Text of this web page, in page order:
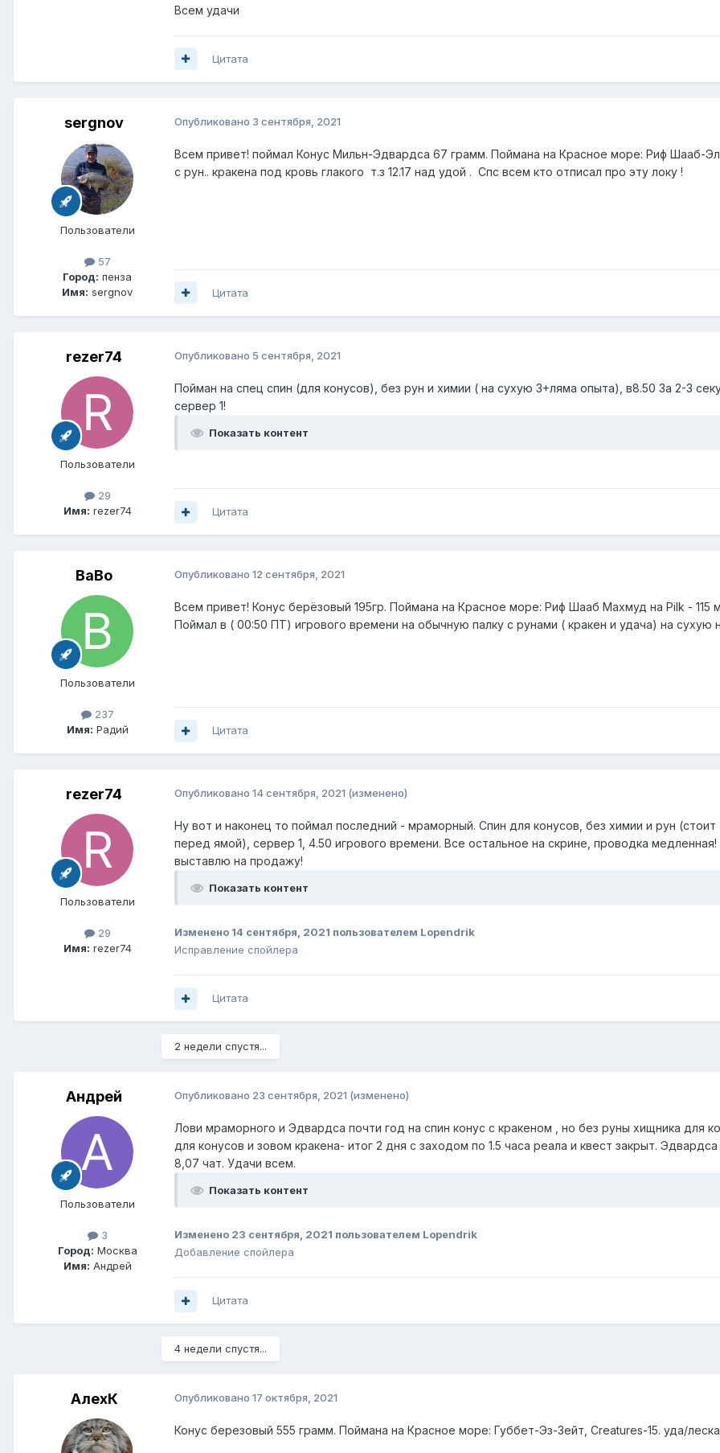
Всем удачи
Цитата
sergnov
Пользователи
57
Город: пенза
Имя: sergnov
Опубликовано 3 сентября, 2021
Всем привет! поймал Конус Мильн-Эдвардса 67 грамм. Поймана на Красное море: Риф Шааб-
с рун.. кракена под кровь глакого т.з 12.17 над удой . Спс всем кто отписал про эту локу !
Цитата
rezer74
Пользователи
29
Имя: rezer74
Опубликовано 5 сентября, 2021
Пойман на спец спин (для конусов), без рун и химии ( на сухую 3+ляма опыта), в8.50 За 2-3
сервер 1!
Показать контент
Цитата
BaBo
Пользователи
237
Имя: Радий
Опубликовано 12 сентября, 2021
Всем привет! Конус берёзовый 195гр. Поймана на Красное море: Риф Шааб Махмуд на Pilk - 115
Поймал в ( 00:50 ПТ) игрового времени на обычную палку с рунами ( кракен и удача) на сухую
Цитата
rezer74
Пользователи
29
Имя: rezer74
Опубликовано 14 сентября, 2021 (изменено)
Ну вот и наконец то поймал последний - мраморный. Спин для конусов, без химии и рун
перед ямой), сервер 1, 4.50 игрового времени. Все остальное на скрине, проводка
выставлю на продажу!
Показать контент
Изменено 14 сентября, 2021 пользователем Lopendrik
Исправление спойлера
Цитата
2 недели спустя...
Андрей
Пользователи
3
Город: Москва
Имя: Андрей
Опубликовано 23 сентября, 2021 (изменено)
Лови мраморного и Эдвардса почти год на спин конус с кракеном , но без руны хищника для
для конусов и зовом кракена- итог 2 дня с заходом по 1.5 часа реала и квест закрыт.
8,07 чат. Удачи всем.
Показать контент
Изменено 23 сентября, 2021 пользователем Lopendrik
Добавление спойлера
Цитата
4 недели спустя...
АлехК Опубликовано 17 октября, 2021
Конус березовый 555 грамм. Поймана на Красное море: Губбет-Эз-Зейт, Creatures-15. уда/леска